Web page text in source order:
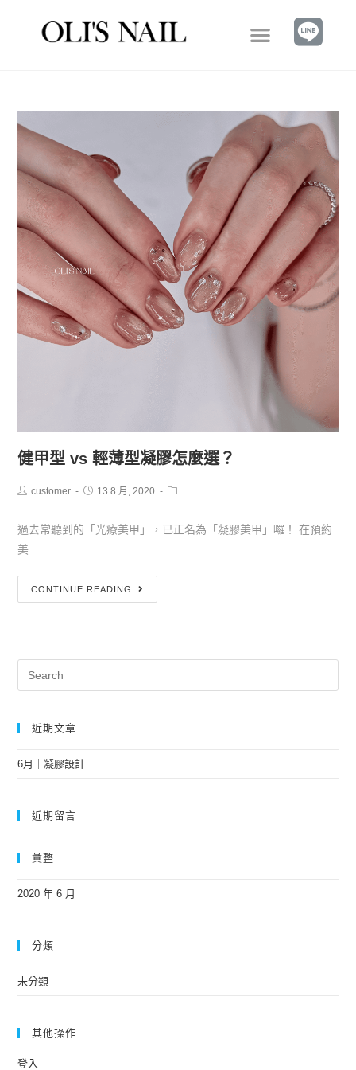
健甲型 vs 輕薄型凝膠怎麼選？
customer 13 8 月, 2020
過去常聽到的「光療美甲」，已正名為「凝膠美甲」囉！ 在預約
美...
CONTINUE READING
近期文章
6月｜凝膠設計
近期留言
彙整
2020 年 6 月
分類
未分類
其他操作
登入